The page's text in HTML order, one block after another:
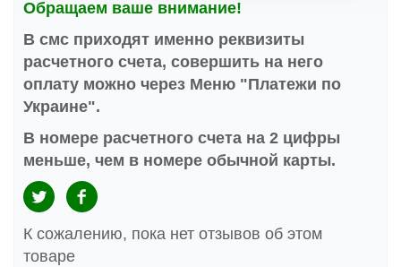
Обращаем ваше внимание!
В смс приходят именно реквизиты
расчетного счета, совершить на него
оплату можно через Меню "Платежи по
Украине".
В номере расчетного счета на 2 цифры
меньше, чем в номере обычной карты.
К сожалению, пока нет отзывов об этом
товаре